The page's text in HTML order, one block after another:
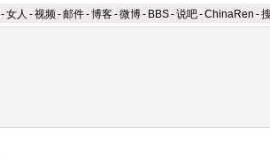
-女人 -视频-邮件-博客-微博- BBS-说吧-ChinaRen -